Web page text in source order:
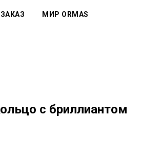
МИР ORMAS
с бриллиантом